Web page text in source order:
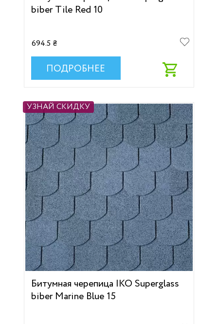
biber Tile Red 10
694.5 ₴
ПОДРОБНЕЕ
УЗНАЙ СКИДКУ
Битумная черепица IKO Superglass
biber Marine Blue 15